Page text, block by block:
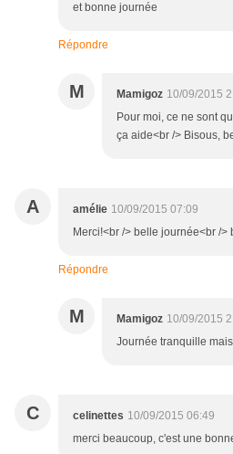
et bonne journée
Répondre
M Mamigoz 10/09/2015
Pour moi, ce ne sont
ça aide<br /> Bisous,
A amélie 10/09/2015 07:09
Merci!<br /> belle journée<br />
Répondre
M Mamigoz 10/09/2015
Journée tranquille
C celinettes 10/09/2015 06:49
merci beaucoup, c'est une